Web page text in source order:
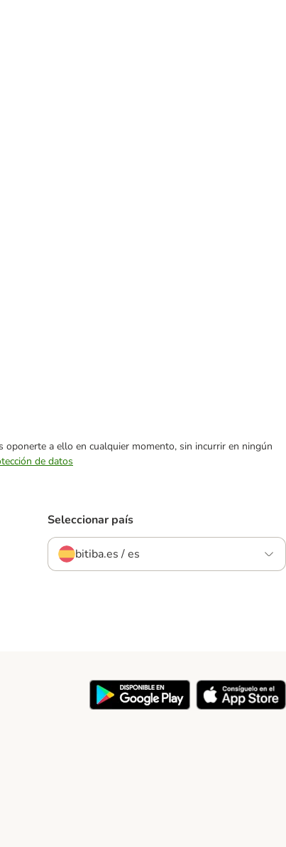
a ello en cualquier momento, sin incurrir en ningún
de datos
Seleccionar país
bitiba.es / es